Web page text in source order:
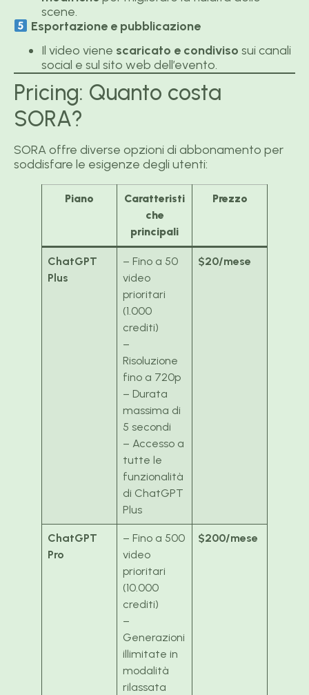
scene.
Esportazione e pubblicazione
Il video viene scaricato e condiviso sui canali
social e sul sito web dell’evento.
Pricing: Quanto costa
SORA?
SORA offre diverse opzioni di abbonamento per
soddisfare le esigenze degli utenti:
Piano
Caratteristi
che
principali
Prezzo
ChatGPT
Plus
– Fino a 50
video
prioritari
(1.000
crediti)
–
Risoluzione
fino a 720p
– Durata
massima di
5 secondi
– Accesso a
tutte le
funzionalità
di ChatGPT
Plus
$20/mese
ChatGPT
Pro
– Fino a 500
video
prioritari
(10.000
crediti)
–
Generazioni
illimitate in
modalità
rilassata
$200/mese